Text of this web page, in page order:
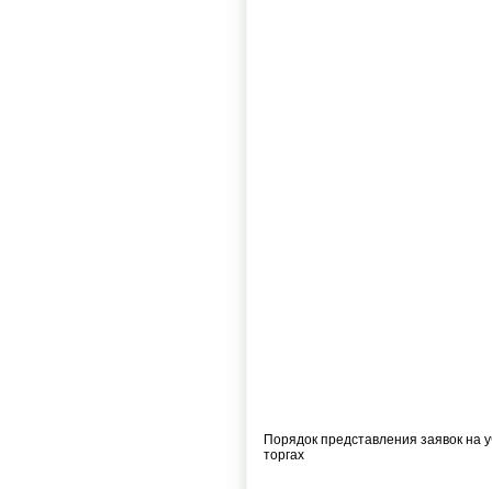
Порядок представления заявок на
торгах